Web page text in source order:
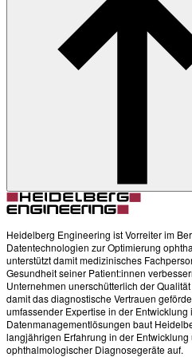
Heidelberg Engineering ist Vorreiter im
Datentechnologien zur Optimierung
unterstützt damit medizinisches
Gesundheit seiner Patient:innen
Unternehmen unerschütterlich der
damit das diagnostische Vertrauen
umfassender Expertise in der
Datenmanagementlösungen baut
langjährigen Erfahrung in der
ophthalmologischer Diagnosegeräte auf.